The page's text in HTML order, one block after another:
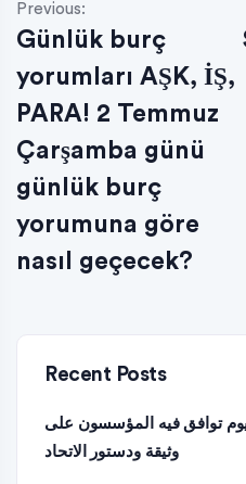
Previous:
Günlük burç
yorumları AŞK, İŞ,
PARA! 2 Temmuz
Çarşamba günü
günlük burç
yorumuna göre
nasıl geçecek?
Recent Posts
توافق فيه المؤسسون على
وثيقة ودستور الاتحاد